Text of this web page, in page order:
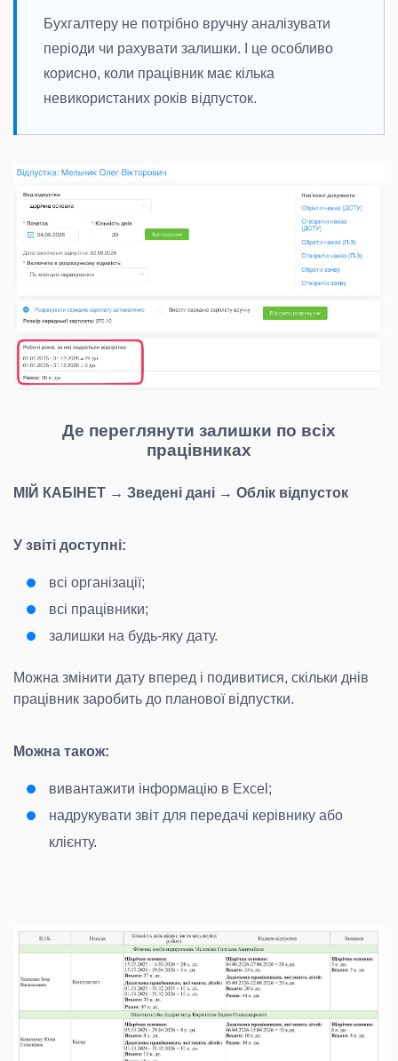
Бухгалтеру не потрібно вручну аналізувати
періоди чи рахувати залишки. І це особливо
корисно, коли працівник має кілька
невикористаних років відпусток.
Де переглянути залишки по всіх
працівниках
МІЙ КАБІНЕТ → Зведені дані → Облік відпусток
У звіті доступні:
всі організації;
всі працівники;
залишки на будь-яку дату.
Можна змінити дату вперед і подивитися, скільки днів
працівник заробить до планової відпустки.
Можна також:
вивантажити інформацію в Excel;
надрукувати звіт для передачі керівнику або
клієнту.